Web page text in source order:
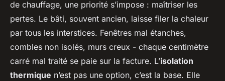
de chauffage, une priorité s’impose : maîtriser les
pertes. Le bâti, souvent ancien, laisse filer la chaleur
par tous les interstices. Fenêtres mal étanches,
combles non isolés, murs creux - chaque centimètre
carré mal traité se paie sur la facture. L’isolation
thermique n’est pas une option, c’est la base. Elle